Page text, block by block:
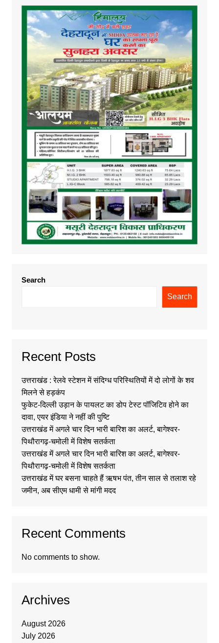
Search
Search
Recent Posts
उत्तराखंड : रेलवे स्टेशन में संदिग्ध परिस्थितियों में दो लोगों के शव
मिलने से हड़कंप
फुकेट-दिल्ली उड़ान के पायलट का डोप टेस्ट पॉजिटिव होने का
दावा, एयर इंडिया ने नहीं की पुष्टि
उत्तराखंड में अगले चार दिन भारी बारिश का अलर्ट, बागेश्वर-
पिथौरागढ़-चमोली में विशेष सतर्कता
उत्तराखंड में अगले चार दिन भारी बारिश का अलर्ट, बागेश्वर-
पिथौरागढ़-चमोली में विशेष सतर्कता
उत्तराखंड में घर बसना चाहते हैं ऋषभ पंत, तीन साल से तलाश रहे
जमीन, अब सीएम धामी से मांगी मदद
Recent Comments
No comments to show.
Archives
August 2026
July 2026